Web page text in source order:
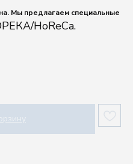
Мы предлагаем специальные
HoReCa.